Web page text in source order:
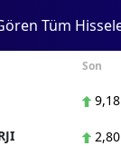
Tüm
Son
9,18
2,80